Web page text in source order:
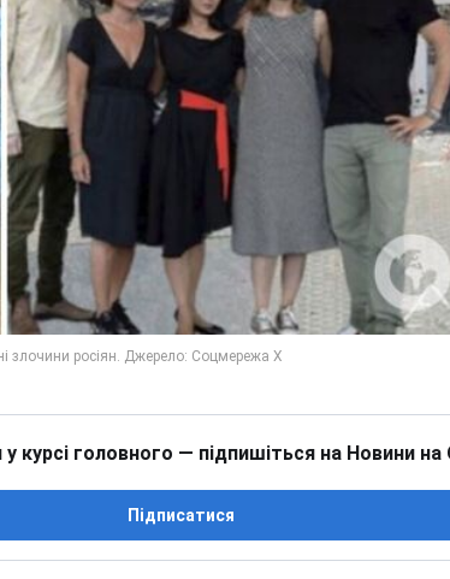
курсі головного — підпишіться на Новини на
Підписатися